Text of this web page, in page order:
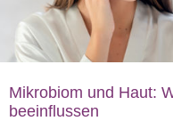
Mikrobiom und Haut:
beeinflussen